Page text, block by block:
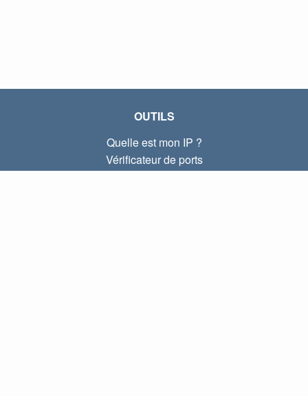
OUTILS
Quelle est mon IP ?
Vérificateur de ports